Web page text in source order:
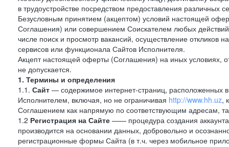
в трудоустройстве посредством предоставления различных
Безусловным принятием (акцептом) условий настоящей
Соглашения) или совершением Соискателем любых
числе поиск и просмотр вакансий, осуществление откликов
сервисов или функционала Сайтов Исполнителя.
Акцепт настоящей оферты (Соглашения) на иных условиях,
не допускается.
1. Термины и определения
1.1. Сайт — содержимое интернет-страниц, расположенных
Исполнителем, включая, но не ограничивая http://www.hh.uz,
Соглашением как напрямую по соответствующим адресам,
1.2 Регистрация на Сайте —— процедура создания
производится на основании данных, добровольно и
регистрационные формы Сайта (в т.ч. через мобильное